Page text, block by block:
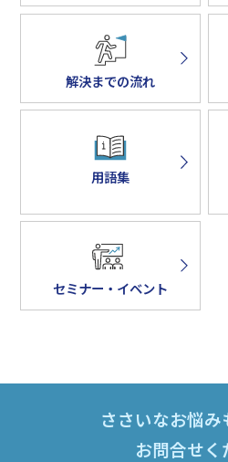
解決までの流れ
用語集
セミナー・イベント
ささいなお悩み
お問合せく